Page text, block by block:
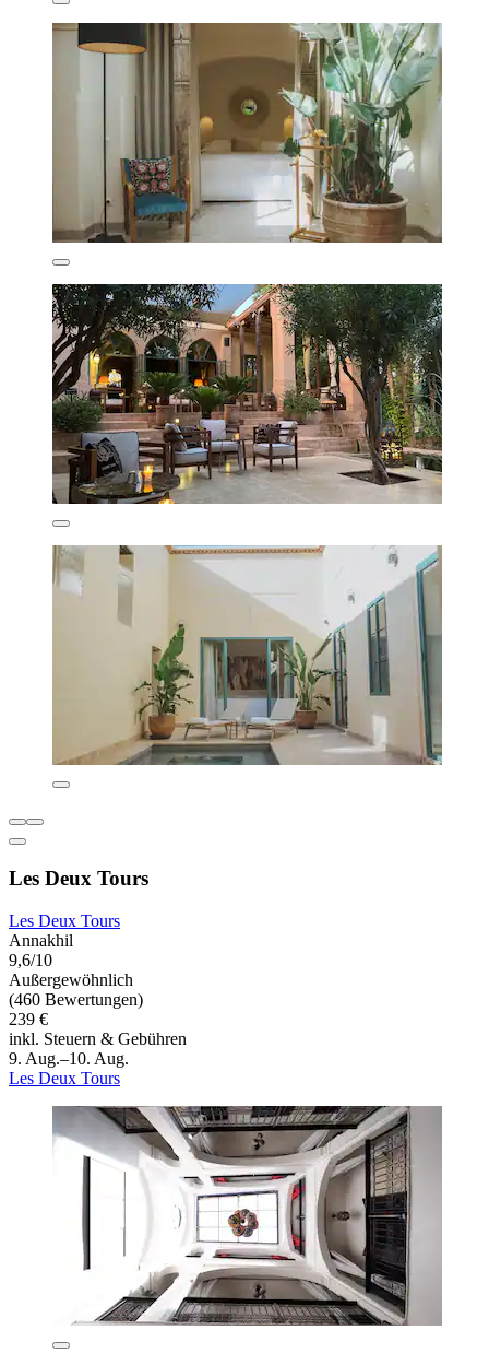
Les Deux Tours
Les Deux Tours
Annakhil
9,6/10
Außergewöhnlich
(460 Bewertungen)
239 €
inkl. Steuern & Gebühren
9. Aug.–10. Aug.
Les Deux Tours